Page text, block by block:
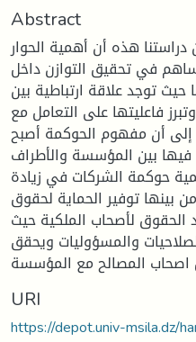
Abstract
هذه أن أهمية الحوار
في تحقيق التوازن داخل
توجد علاقة ارتباطية بين
فاعليتها على التعامل مع
إلى أن مفهوم الحوكمة أصبح
فيها بين المؤسسة والأطراف
حوكمة الشركات في زيادة
بينها توفير الحماية لحقوق
لأصحاب الملكية حيث
والمسؤوليات ويحقق
URI
https://depot.univ-msila.dz/